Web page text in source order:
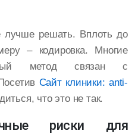
лучше решать. Вплоть до
– кодировка. Многие
метод связан с
Сайт клиники: anti-
что это не так.
риски для